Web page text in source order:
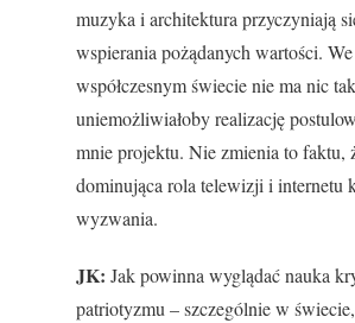
muzyka i architektura przyczyniają
wspierania pożądanych wartości. We
współczesnym świecie nie ma nic
uniemożliwiałoby realizację
mnie projektu. Nie zmienia to faktu,
dominująca rola telewizji i internetu
wyzwania.
JK: Jak powinna wyglądać nauka
patriotyzmu – szczególnie w